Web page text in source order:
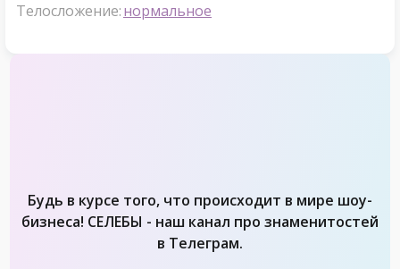
Телосложение:нормальное
Будь в курсе того, что происходит в мире шоу-
бизнеса! СЕЛЕБЫ - наш канал про знаменитостей
в Телеграм.